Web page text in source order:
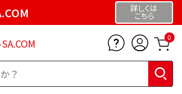
詳しくは
こちら
0